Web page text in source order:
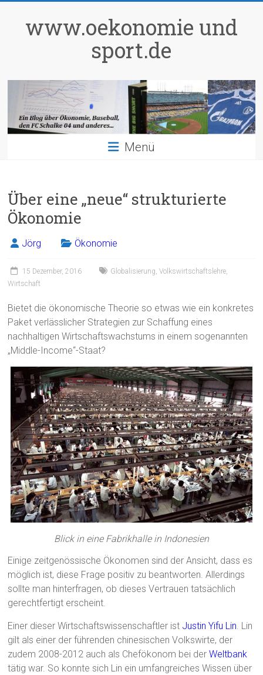
springenwww.oekonomie und
sport.de
Menü
Über eine „neue“ strukturierte
Ökonomie
Jörg Ökonomie
15 Dezember, 2016 Globalisierung,Volkswirtschaftslehre,
Wirtschaft
Bietet die ökonomische Theorie so etwas wie ein konkretes
Paket verlässlicher Strategien zur Schaffung eines
nachhaltigen Wirtschaftswachstums in einem sogenannten
„Middle-Income“-Staat?
Blick in eine Fabrikhalle in Indonesien
Einige zeitgenössische Ökonomen sind der Ansicht, dass es
möglich ist, diese Frage positiv zu beantworten. Allerdings
sollte man hinterfragen, ob dieses Vertrauen tatsächlich
gerechtfertigt erscheint.
Einer dieser Wirtschaftswissenschaftler ist Justin Yifu Lin. Lin
gilt als einer der führenden chinesischen Volkswirte, der
zudem 2008-2012 auch als Chefökonom bei derWeltbank
tätig war. So konnte sich Lin ein umfangreiches Wissen über